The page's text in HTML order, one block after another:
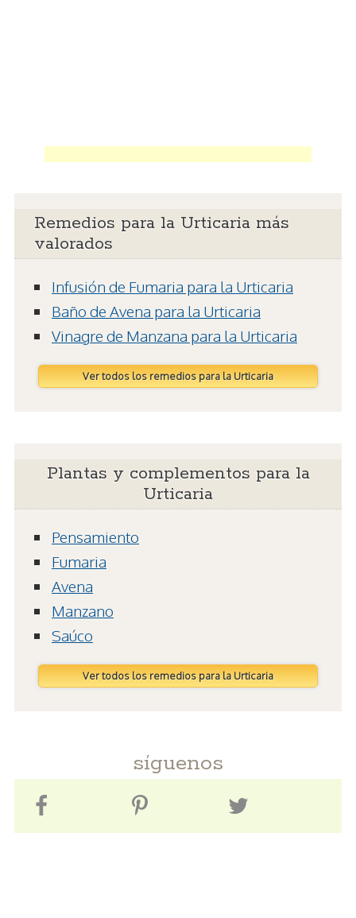
Remedios para la Urticaria más
valorados
Infusión de Fumaria para la Urticaria
Baño de Avena para la Urticaria
Vinagre de Manzana para la Urticaria
Ver todos los remedios para la Urticaria
Plantas y complementos para la
Urticaria
Pensamiento
Fumaria
Avena
Manzano
Saúco
Ver todos los remedios para la Urticaria
síguenos